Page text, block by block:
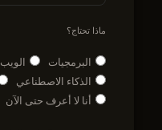
ماذا تحتاج؟
البرمجيات الويب
الذكاء الاصطناعي
أنا لا أعرف حتى الآن